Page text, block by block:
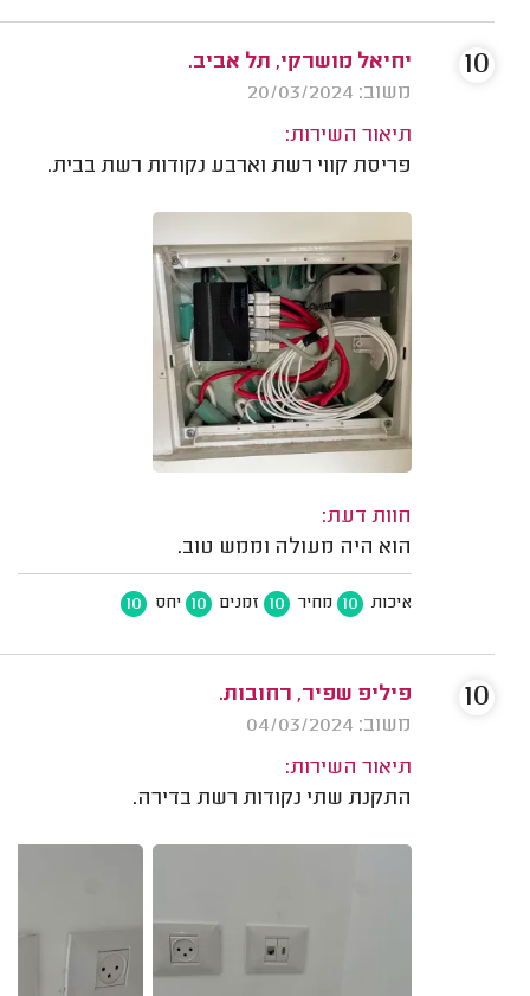
יחיאל מושרקי, תל אביב.
משוב: 20/03/2024
תיאור השירות:
פריסת קווי רשת וארבע נקודות רשת בבית.
חוות דעת:
הוא היה מעולה וממש טוב.
איכות 10 מחיר 10 זמנים 10 יחס 10
10
פיליפ שפיר, רחובות.
משוב: 04/03/2024
תיאור השירות:
התקנת שתי נקודות רשת בדירה.
10